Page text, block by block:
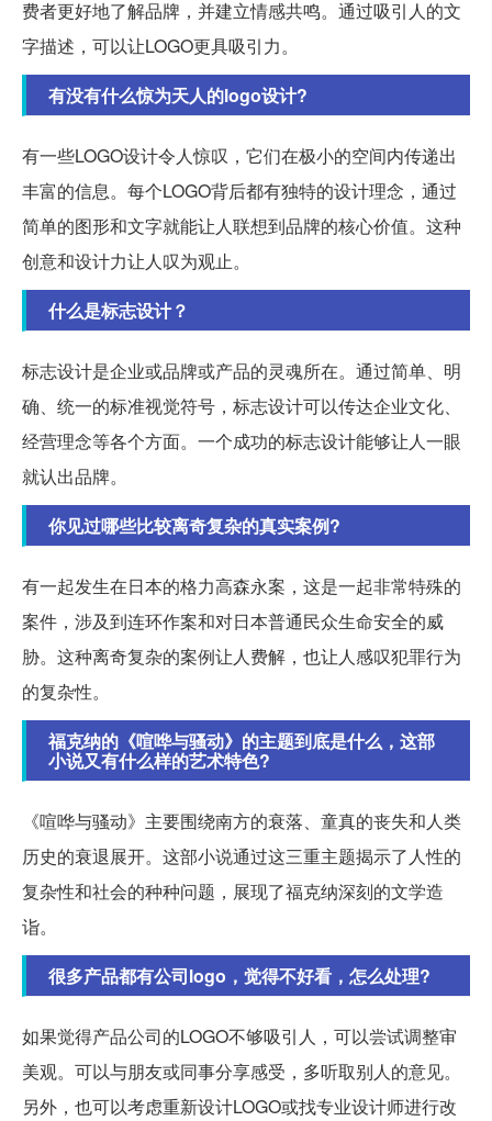
费者更好地了解品牌，并建立情感共鸣。通过吸引人的文
字描述，可以让LOGO更具吸引力。
有没有什么惊为天人的logo设计?
有一些LOGO设计令人惊叹，它们在极小的空间内传递出
丰富的信息。每个LOGO背后都有独特的设计理念，通过
简单的图形和文字就能让人联想到品牌的核心价值。这种
创意和设计力让人叹为观止。
什么是标志设计？
标志设计是企业或品牌或产品的灵魂所在。通过简单、明
确、统一的标准视觉符号，标志设计可以传达企业文化、
经营理念等各个方面。一个成功的标志设计能够让人一眼
就认出品牌。
你见过哪些比较离奇复杂的真实案例?
有一起发生在日本的格力高森永案，这是一起非常特殊的
案件，涉及到连环作案和对日本普通民众生命安全的威
胁。这种离奇复杂的案例让人费解，也让人感叹犯罪行为
的复杂性。
福克纳的《喧哗与骚动》的主题到底是什么，这部
小说又有什么样的艺术特色?
《喧哗与骚动》主要围绕南方的衰落、童真的丧失和人类
历史的衰退展开。这部小说通过这三重主题揭示了人性的
复杂性和社会的种种问题，展现了福克纳深刻的文学造
诣。
很多产品都有公司logo，觉得不好看，怎么处理?
如果觉得产品公司的LOGO不够吸引人，可以尝试调整审
美观。可以与朋友或同事分享感受，多听取别人的意见。
另外，也可以考虑重新设计LOGO或找专业设计师进行改